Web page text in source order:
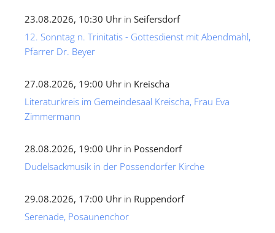
23.08.2026, 10:30 Uhr in Seifersdorf
12. Sonntag n. Trinitatis - Gottesdienst mit Abendmahl,
Pfarrer Dr. Beyer
27.08.2026, 19:00 Uhr in Kreischa
Literaturkreis im Gemeindesaal Kreischa, Frau Eva
Zimmermann
28.08.2026, 19:00 Uhr in Possendorf
Dudelsackmusik in der Possendorfer Kirche
29.08.2026, 17:00 Uhr in Ruppendorf
Serenade, Posaunenchor